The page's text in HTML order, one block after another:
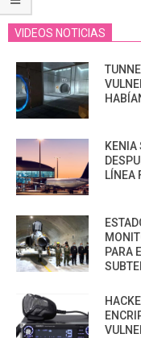
VIDEOS NOTICIAS
KENIA
LÍNEA
PARA